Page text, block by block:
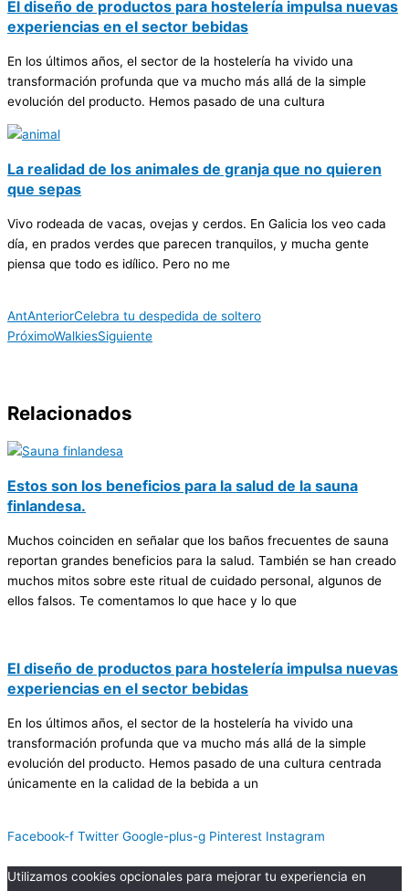
El diseño de productos para hostelería impulsa nuevas
experiencias en el sector bebidas
En los últimos años, el sector de la hostelería ha vivido una
transformación profunda que va mucho más allá de la simple
evolución del producto. Hemos pasado de una cultura
La realidad de los animales de granja que no quieren
que sepas
Vivo rodeada de vacas, ovejas y cerdos. En Galicia los veo cada
día, en prados verdes que parecen tranquilos, y mucha gente
piensa que todo es idílico. Pero no me
AntAnteriorCelebra tu despedida de soltero
PróximoWalkiesSiguiente
Relacionados
Estos son los beneficios para la salud de la sauna
finlandesa.
Muchos coinciden en señalar que los baños frecuentes de sauna
reportan grandes beneficios para la salud. También se han creado
muchos mitos sobre este ritual de cuidado personal, algunos de
ellos falsos. Te comentamos lo que hace y lo que
El diseño de productos para hostelería impulsa nuevas
experiencias en el sector bebidas
En los últimos años, el sector de la hostelería ha vivido una
transformación profunda que va mucho más allá de la simple
evolución del producto. Hemos pasado de una cultura centrada
únicamente en la calidad de la bebida a un
Facebook-f Twitter Google-plus-g Pinterest Instagram
Utilizamos cookies opcionales para mejorar tu experiencia en